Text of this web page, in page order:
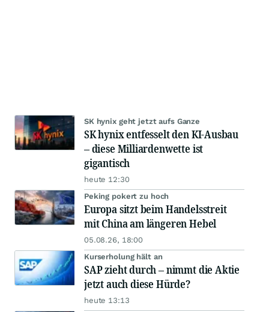
SK hynix geht jetzt aufs Ganze
SK hynix entfesselt den KI-Ausbau
– diese Milliardenwette ist
gigantisch
heute 12:30
Peking pokert zu hoch
Europa sitzt beim Handelsstreit
mit China am längeren Hebel
05.08.26, 18:00
Kurserholung hält an
SAP zieht durch – nimmt die Aktie
jetzt auch diese Hürde?
heute 13:13